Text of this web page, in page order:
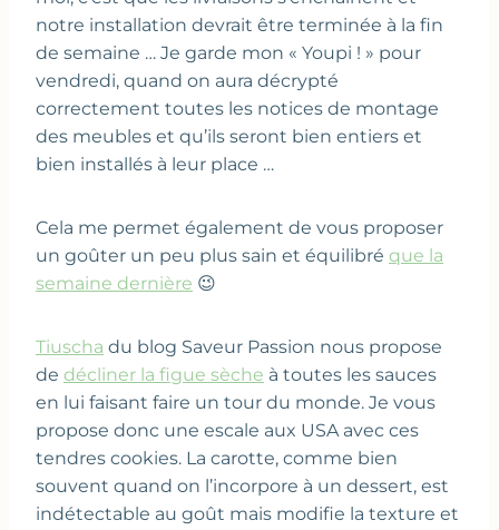
notre installation devrait être terminée à la fin
de semaine … Je garde mon « Youpi ! » pour
vendredi, quand on aura décrypté
correctement toutes les notices de montage
des meubles et qu’ils seront bien entiers et
bien installés à leur place …
Cela me permet également de vous proposer
un goûter un peu plus sain et équilibré que la
semaine dernière 😉
Tiuscha du blog Saveur Passion nous propose
de décliner la figue sèche à toutes les sauces
en lui faisant faire un tour du monde. Je vous
propose donc une escale aux USA avec ces
tendres cookies. La carotte, comme bien
souvent quand on l’incorpore à un dessert, est
indétectable au goût mais modifie la texture et